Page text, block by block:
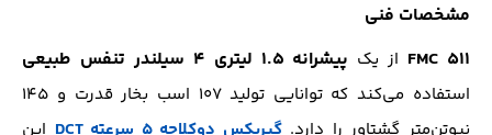
مشخصات فنی
FMC 511 از یک پیشرانه ۱.۵ لیتری ۴ سیلندر تنفس طبیعی
استفاده می‌کند که توانایی تولید ۱۰۷ اسب بخار قدرت و ۱۴۵
نیوتن‌متر گشتاور را دارد.گیربکس دوکلاچه ۵ سرعته DCT
این